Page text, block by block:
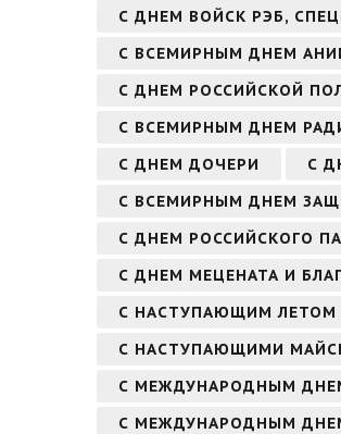
С ДНЕМ ВОЙСК РЭБ,
С ВСЕМИРНЫМ ДНЕМ
С ДНЕМ РОССИЙСКОЙ
С ВСЕМИРНЫМ ДНЕМ
С ДНЕМ ДОЧЕРИ
С
С ВСЕМИРНЫМ ДНЕМ
С ДНЕМ РОССИЙСКОГО
С ДНЕМ МЕЦЕНАТА И
С НАСТУПАЮЩИМ ЛЕТОМ
С НАСТУПАЮЩИМИ
С МЕЖДУНАРОДНЫМ
С МЕЖДУНАРОДНЫМ